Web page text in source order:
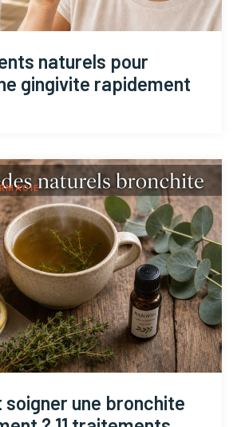
naturels pour
gingivite rapidement
soigner une bronchite